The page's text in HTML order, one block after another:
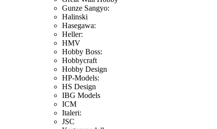
Gunze Sangyo:
Halinski
Hasegawa:
Heller:
HMV
Hobby Boss:
Hobbycraft
Hobby Design
HP-Models:
HS Design
IBG Models
ICM
Italeri:
JSC